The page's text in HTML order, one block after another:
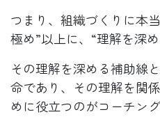
つまり、組織づくりに本
極め”以上に、“理解を深め
その理解を深める補助線
命であり、その理解を関
めに役立つのがコーチング